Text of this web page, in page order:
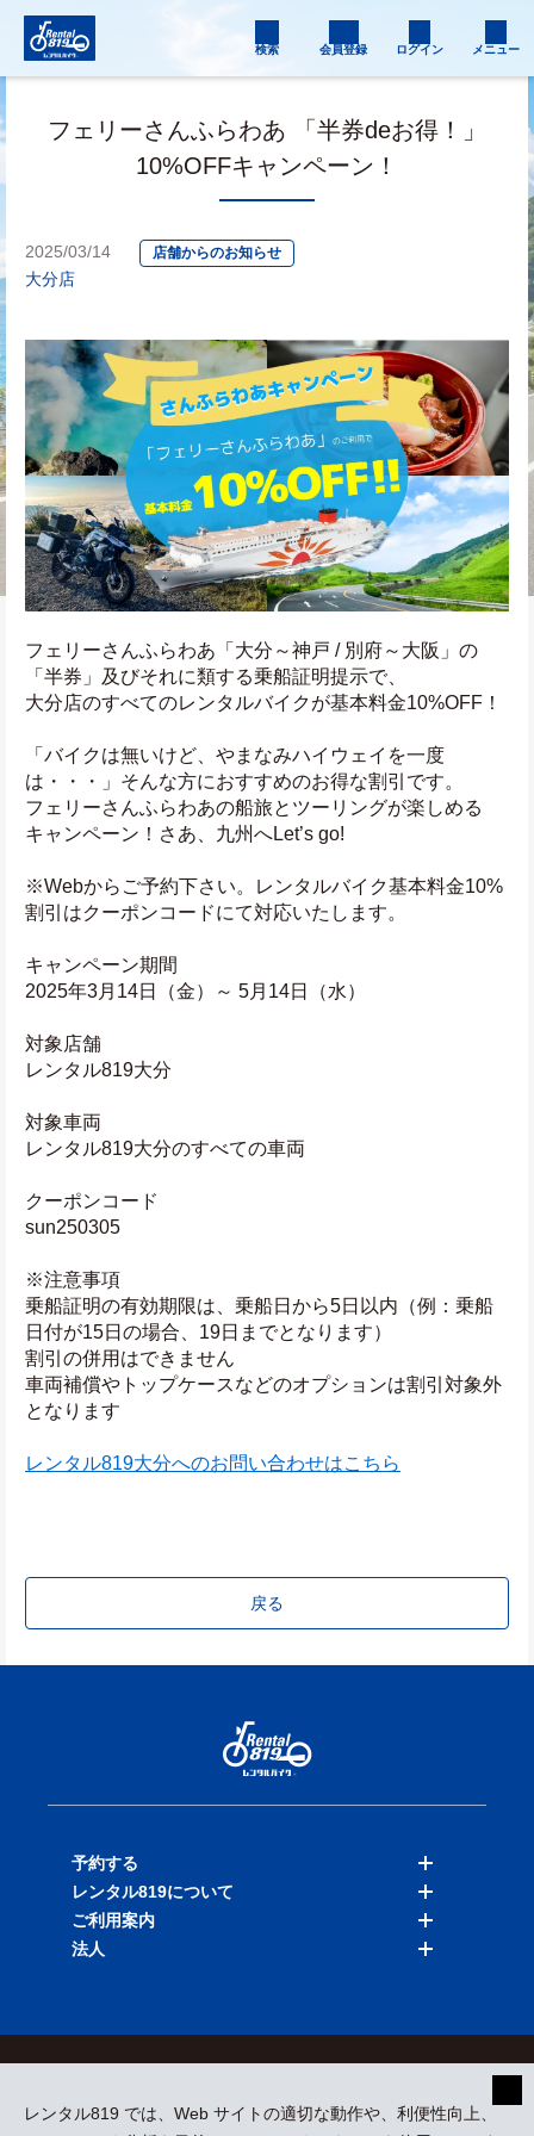
検索 会員登録 ログイン メニュー
フェリーさんふらわあ 「半券deお得！」
10%OFFキャンペーン！
2025/03/14 店舗からのお知らせ
大分店
フェリーさんふらわあ「大分～神戸 / 別府～大阪」の
「半券」及びそれに類する乗船証明提示で、
大分店のすべてのレンタルバイクが基本料金10%OFF！
「バイクは無いけど、やまなみハイウェイを一度
は・・・」そんな方におすすめのお得な割引です。
フェリーさんふらわあの船旅とツーリングが楽しめる
キャンペーン！さあ、九州へLet’s go!
※Webからご予約下さい。レンタルバイク基本料金10%
割引はクーポンコードにて対応いたします。
キャンペーン期間
2025年3月14日（金）～ 5月14日（水）
対象店舗
レンタル819大分
対象車両
レンタル819大分のすべての車両
クーポンコード
sun250305
※注意事項
乗船証明の有効期限は、乗船日から5日以内（例：乗船
日付が15日の場合、19日までとなります）
割引の併用はできません
車両補償やトップケースなどのオプションは割引対象外
となります
レンタル819大分へのお問い合わせはこちら
戻る
レンタル819 では、Web サイトの適切な動作や、利便性向上、
予約する
バイクを探す
店舗を探す
レンタル819について
料金表
ご利用案内
法人
採用情報
プレスリリース